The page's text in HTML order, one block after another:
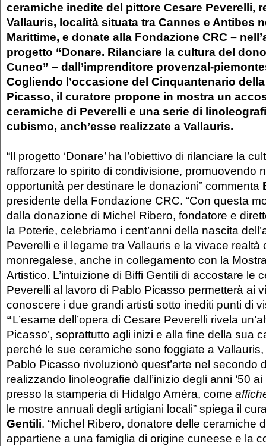
ceramiche inedite del pittore Cesare Peverelli,
Vallauris, località situata tra Cannes e Antibes
Marittime, e donate alla Fondazione CRC −
progetto “Donare. Rilanciare la cultura del
Cuneo” − dall’imprenditore provenzal-
Cogliendo l’occasione del Cinquantenario
Picasso, il curatore propone in mostra un
ceramiche di Peverelli e una serie di
cubismo, anch’esse realizzate a Vallauris.
“Il progetto ‘Donare’ ha l’obiettivo di rilanciare la
rafforzare lo spirito di condivisione, promuovendo
opportunità per destinare le donazioni” commenta
presidente della Fondazione CRC. “Con questa
dalla donazione di Michel Ribero, fondatore e
la Poterie, celebriamo i cent’anni della nascita
Peverelli e il legame tra Vallauris e la vivace realtà
monregalese, anche in collegamento con la
Artistico. L’intuizione di Biffi Gentili di accostare le
Peverelli al lavoro di Pablo Picasso permetterà ai
conoscere i due grandi artisti sotto inediti punti di
“L’esame dell’opera di Cesare Peverelli rivela
Picasso’, soprattutto agli inizi e alla fine della sua
perché le sue ceramiche sono foggiate a
Pablo Picasso rivoluzionò quest’arte nel secondo
realizzando linoleografie dall’inizio degli anni ‘50 ai
presso la stamperia di Hidalgo Arnéra, come
le mostre annuali degli artigiani locali” spiega il
Gentili. “Michel Ribero, donatore delle ceramiche
appartiene a una famiglia di origine cuneese e la